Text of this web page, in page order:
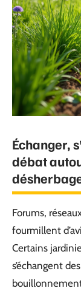
Échanger,
débat
Forums,
fourmillent
Certains
s’échangent